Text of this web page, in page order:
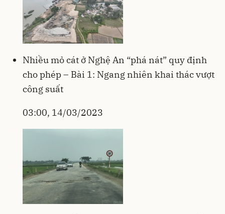
Nhiều mỏ cát ở Nghệ An “phá nát” quy định
cho phép – Bài 1: Ngang nhiên khai thác vượt
công suất
03:00, 14/03/2023